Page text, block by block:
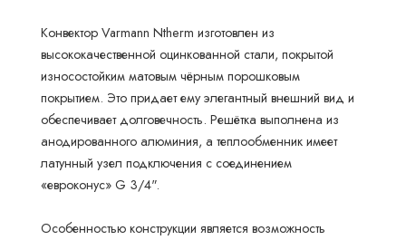
Конвектор Varmann Ntherm изготовлен из
высококачественной оцинкованной стали, покрытой
износостойким матовым чёрным порошковым
покрытием. Это придает ему элегантный внешний вид и
обеспечивает долговечность. Решётка выполнена из
анодированного алюминия, а теплообменник имеет
латунный узел подключения с соединением
«евроконус» G 3/4".
Особенностью конструкции является возможность